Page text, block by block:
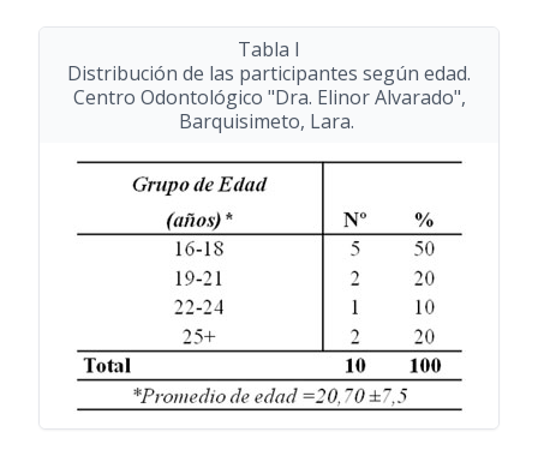
Tabla I
Distribución de las participantes según edad.
Centro Odontológico "Dra. Elinor Alvarado",
Barquisimeto, Lara.